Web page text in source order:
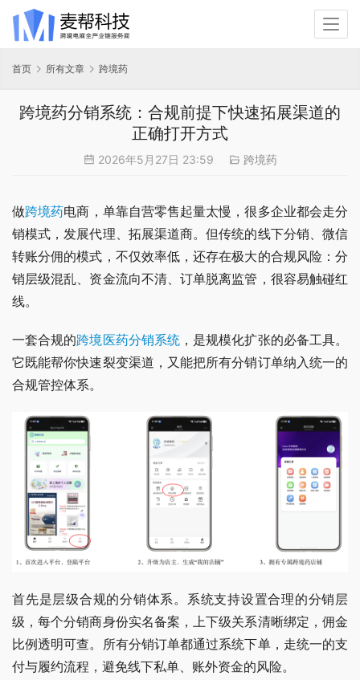
首页 所有文章 跨境药
跨境药分销系统：合规前提下快速拓展渠道的
正确打开方式
2026年5月27日 23:59 跨境药
做跨境药电商，单靠自营零售起量太慢，很多企业都会走分
销模式，发展代理、拓展渠道商。但传统的线下分销、微信
转账分佣的模式，不仅效率低，还存在极大的合规风险：分
销层级混乱、资金流向不清、订单脱离监管，很容易触碰红
线。
一套合规的跨境医药分销系统 ，是规模化扩张的必备工具。
它既能帮你快速裂变渠道，又能把所有分销订单纳入统一的
合规管控体系。
首先是层级合规的分销体系。系统支持设置合理的分销层
级，每个分销商身份实名备案，上下级关系清晰绑定，佣金
比例透明可查。所有分销订单都通过系统下单，走统一的支
付与履约流程，避免线下私单、账外资金的风险。